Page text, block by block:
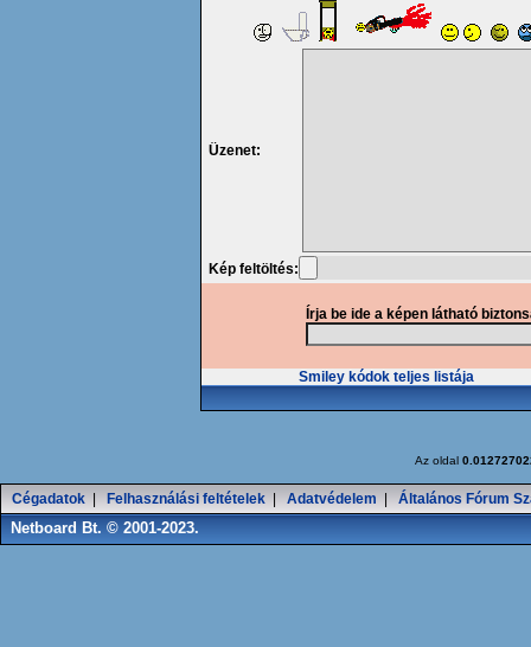
Üzenet:
Kép feltöltés:
Írja be ide a képen látható
Smiley kódok teljes listája
Az oldal
Cégadatok Felhasználási feltételek Adatvédelem Általános Fórum
Netboard Bt. © 2001-2023.